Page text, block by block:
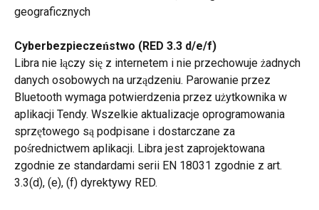
geograficznych
Cyberbezpieczeństwo (RED 3.3 d/e/f)
Libra nie łączy się z internetem i nie przechowuje żadnych
danych osobowych na urządzeniu. Parowanie przez
Bluetooth wymaga potwierdzenia przez użytkownika w
aplikacji Tendy. Wszelkie aktualizacje oprogramowania
sprzętowego są podpisane i dostarczane za
pośrednictwem aplikacji. Libra jest zaprojektowana
zgodnie ze standardami serii EN 18031 zgodnie z art.
3.3(d), (e), (f) dyrektywy RED.